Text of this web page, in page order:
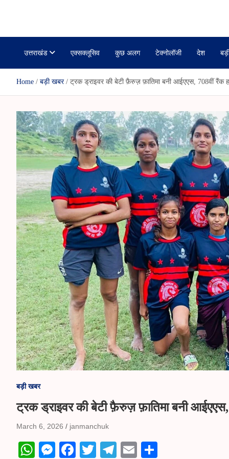
उत्तराखंड एक्सक्लूसिव कुछ अलग टेक्नोलॉजी देश
Home बड़ी खबर ट्रक ड्राइवर की बेटी फ़ैरुज़ फ़ातिमा बनी आईएएस, 708वीं रैंक
बड़ी खबर
ट्रक ड्राइवर की बेटी फ़ैरुज़ फ़ातिमा बनी आईएएस,
March 6, 2026 janmanchuk
W
M
Fa T
Te
E
e